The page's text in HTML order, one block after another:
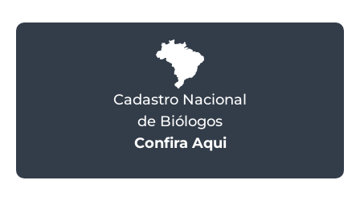
Cadastro Nacional
de Biólogos
Confira Aqui